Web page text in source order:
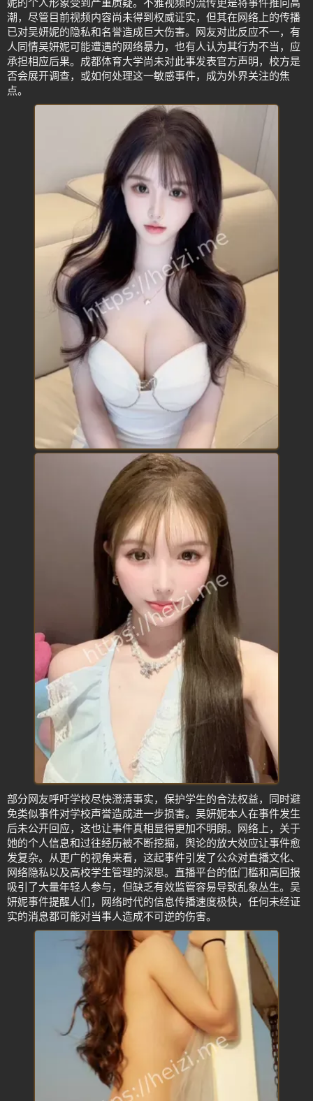
妮的个人形象受到严重质疑。不雅视频的流传更是将事件推向高
潮，尽管目前视频内容尚未得到权威证实，但其在网络上的传播
已对吴妍妮的隐私和名誉造成巨大伤害。网友对此反应不一，有
人同情吴妍妮可能遭遇的网络暴力，也有人认为其行为不当，应
承担相应后果。成都体育大学尚未对此事发表官方声明，校方是
否会展开调查，或如何处理这一敏感事件，成为外界关注的焦
点。
部分网友呼吁学校尽快澄清事实，保护学生的合法权益，同时避
免类似事件对学校声誉造成进一步损害。吴妍妮本人在事件发生
后未公开回应，这也让事件真相显得更加不明朗。网络上，关于
她的个人信息和过往经历被不断挖掘，舆论的放大效应让事件愈
发复杂。从更广的视角来看，这起事件引发了公众对直播文化、
网络隐私以及高校学生管理的深思。直播平台的低门槛和高回报
吸引了大量年轻人参与，但缺乏有效监管容易导致乱象丛生。吴
妍妮事件提醒人们，网络时代的信息传播速度极快，任何未经证
实的消息都可能对当事人造成不可逆的伤害。